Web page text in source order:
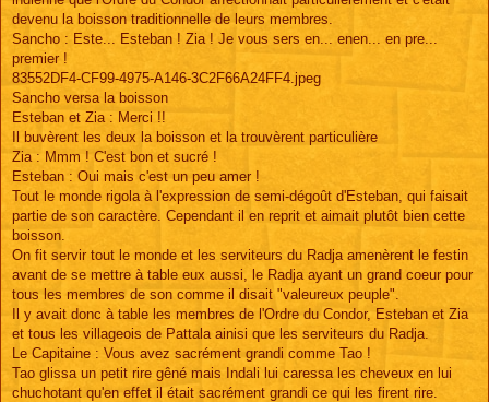
devenu la boisson traditionnelle de leurs membres.
Sancho : Este... Esteban ! Zia ! Je vous sers en... enen... en pre...
premier !
83552DF4-CF99-4975-A146-3C2F66A24FF4.jpeg
Sancho versa la boisson
Esteban et Zia : Merci !!
Il buvèrent les deux la boisson et la trouvèrent particulière
Zia : Mmm ! C'est bon et sucré !
Esteban : Oui mais c'est un peu amer !
Tout le monde rigola à l'expression de semi-dégoût d'Esteban, qui faisait
partie de son caractère. Cependant il en reprit et aimait plutôt bien cette
boisson.
On fit servir tout le monde et les serviteurs du Radja amenèrent le festin
avant de se mettre à table eux aussi, le Radja ayant un grand coeur pour
tous les membres de son comme il disait "valeureux peuple".
Il y avait donc à table les membres de l'Ordre du Condor, Esteban et Zia
et tous les villageois de Pattala ainisi que les serviteurs du Radja.
Le Capitaine : Vous avez sacrément grandi comme Tao !
Tao glissa un petit rire gêné mais Indali lui caressa les cheveux en lui
chuchotant qu'en effet il était sacrément grandi ce qui les firent rire.